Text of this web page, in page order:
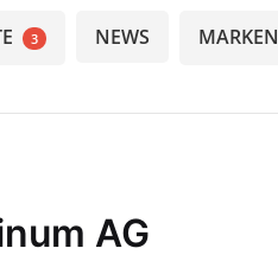
3 NEWS MARKEN
AG